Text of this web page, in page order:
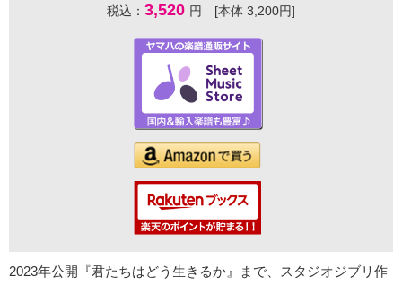
税込： 3,520 円 [本体 3,200円]
2023年公開『君たちはどう生きるか』まで、スタジオジブリ作